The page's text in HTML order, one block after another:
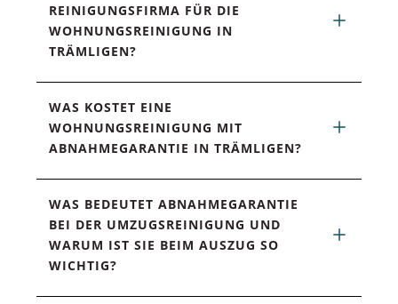
REINIGUNGSFIRMA FÜR DIE
WOHNUNGSREINIGUNG IN
TRÄMLIGEN?
WAS KOSTET EINE
WOHNUNGSREINIGUNG MIT
ABNAHMEGARANTIE IN TRÄMLIGEN?
WAS BEDEUTET ABNAHMEGARANTIE
BEI DER UMZUGSREINIGUNG UND
WARUM IST SIE BEIM AUSZUG SO
WICHTIG?